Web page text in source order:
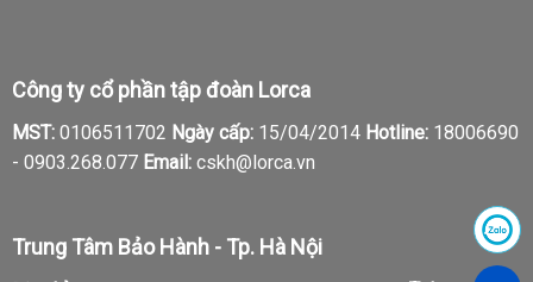
Công ty cổ phần tập đoàn Lorca
MST:0106511702 Ngày cấp:15/04/2014 Hotline:18006690
- 0903.268.077 Email:cskh@lorca.vn
Trung Tâm Bảo Hành - Tp. Hà Nội